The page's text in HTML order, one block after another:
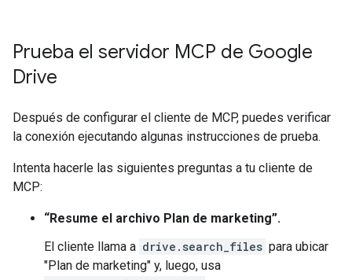
Prueba el servidor MCP de Google
Drive
Después de configurar el cliente de MCP, puedes verificar
la conexión ejecutando algunas instrucciones de prueba.
Intenta hacerle las siguientes preguntas a tu cliente de
MCP:
“Resume el archivo Plan de marketing”.
El cliente llama a drive.search_files para ubicar
"Plan de marketing" y, luego, usa